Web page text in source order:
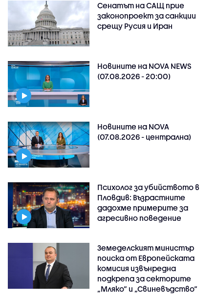
Сенатът на САЩ прие
законопроект за санкции
срещу Русия и Иран
Новините на NOVA NEWS
(07.08.2026 - 20:00)
Новините на NOVA
(07.08.2026 - централна)
Психолог за убийството в
Пловдив: Възрастните
дадохме примерите за
агресивно поведение
Земеделският министър
поиска от Европейската
комисия извънредна
подкрепа за секторите
„Мляко“ и „Свиневъдство“